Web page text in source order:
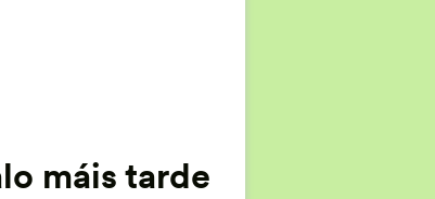
máis tarde